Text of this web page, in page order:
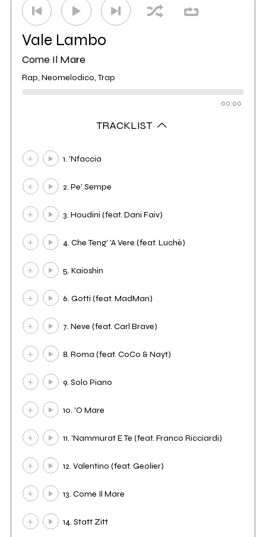
Vale Lambo
Come Il Mare
Rap, Neomelodico, Trap
00:00
TRACKLIST
1. 'Nfaccia
2. Pe' Sempe
3. Houdini (feat. Dani Faiv)
4. Che Teng' 'A Vere (feat. Luchè)
5. Kaioshin
6. Gotti (feat. MadMan)
7. Neve (feat. Carl Brave)
8. Roma (feat. CoCo & Nayt)
9. Solo Piano
10. 'O Mare
11. 'Nammurat E Te (feat. Franco Ricciardi)
12. Valentino (feat. Geolier)
13. Come Il Mare
14. Statt Zitt